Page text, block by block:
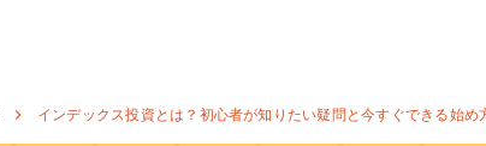
インデックス投資とは？初心者が知りたい疑問と今すぐできる始め